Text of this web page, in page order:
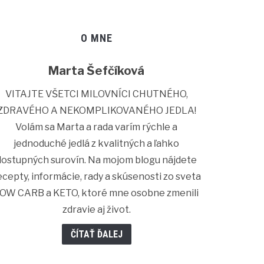
O MNE
Marta Šefčíková
VITAJTE VŠETCI MILOVNÍCI CHUTNÉHO,
A NEKOMPLIKOVANÉHO JEDLA!
Volám sa Marta a rada varím rýchle a
jednoduché jedlá z kvalitných a ľahko
surovín. Na mojom blogu nájdete
informácie, rady a skúsenosti zo sveta
CARB a KETO, ktoré mne osobne zmenili
zdravie aj život.
ČÍTAŤ ĎALEJ